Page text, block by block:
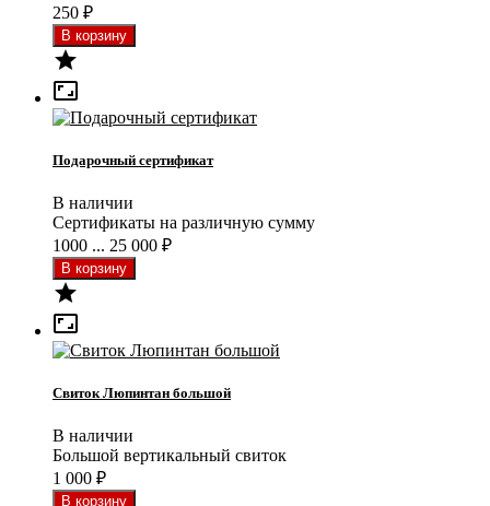
250 ₽


Подарочный сертификат
В наличии
Сертификаты на различную сумму
1000 ... 25 000 ₽


Свиток Люпинтан большой
В наличии
Большой вертикальный свиток
1 000 ₽